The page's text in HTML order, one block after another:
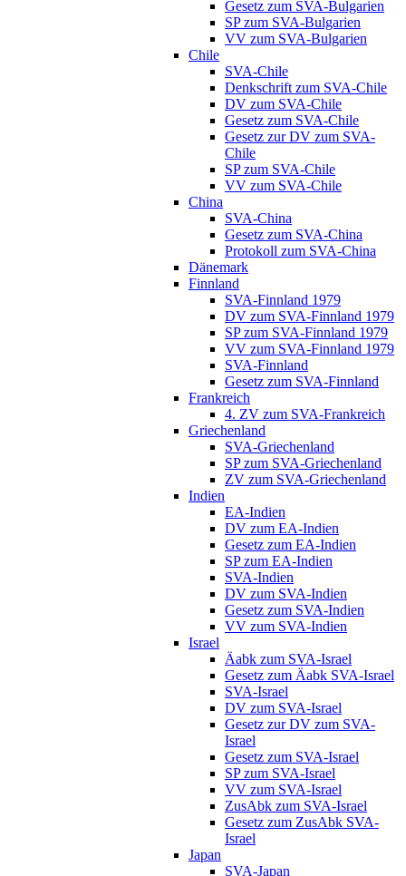
Gesetz zum SVA-Bulgarien
SP zum SVA-Bulgarien
VV zum SVA-Bulgarien
Chile
SVA-Chile
Denkschrift zum SVA-Chile
DV zum SVA-Chile
Gesetz zum SVA-Chile
Gesetz zur DV zum SVA-
Chile
SP zum SVA-Chile
VV zum SVA-Chile
China
SVA-China
Gesetz zum SVA-China
Protokoll zum SVA-China
Dänemark
Finnland
SVA-Finnland 1979
DV zum SVA-Finnland 1979
SP zum SVA-Finnland 1979
VV zum SVA-Finnland 1979
SVA-Finnland
Gesetz zum SVA-Finnland
Frankreich
4. ZV zum SVA-Frankreich
Griechenland
SVA-Griechenland
SP zum SVA-Griechenland
ZV zum SVA-Griechenland
Indien
EA-Indien
DV zum EA-Indien
Gesetz zum EA-Indien
SP zum EA-Indien
SVA-Indien
DV zum SVA-Indien
Gesetz zum SVA-Indien
VV zum SVA-Indien
Israel
Äabk zum SVA-Israel
Gesetz zum Äabk SVA-Israel
SVA-Israel
DV zum SVA-Israel
Gesetz zur DV zum SVA-
Israel
Gesetz zum SVA-Israel
SP zum SVA-Israel
VV zum SVA-Israel
ZusAbk zum SVA-Israel
Gesetz zum ZusAbk SVA-
Israel
Japan
SVA-Japan